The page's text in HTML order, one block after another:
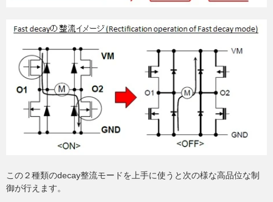
この２種類のdecay整流モードを上手に使うと次の様な高品位な制
御が行えます。